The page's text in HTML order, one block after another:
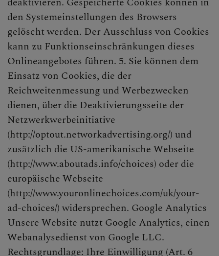
den Systemeinstellungen des Browsers
gelöscht werden. Der Ausschluss von Cookies
kann zu Funktionseinschränkungen dieses
Onlineangebotes führen. 5. Sie können dem
Einsatz von Cookies, die der
Reichweitenmessung und Werbezwecken
dienen, über die Deaktivierungsseite der
Netzwerkwerbeinitiative
(http://optout.networkadvertising.org/) und
zusätzlich die US-amerikanische Webseite
(http://www.aboutads.info/choices) oder die
europäische Webseite
(http://www.youronlinechoices.com/uk/your-
ad-choices/) widersprechen. Google Analytics
Unsere Website nutzt Google Analytics, einen
Webanalysedienst von Google LLC.
Rechtsgrundlage: Ihre Einwilligung (Art. 6